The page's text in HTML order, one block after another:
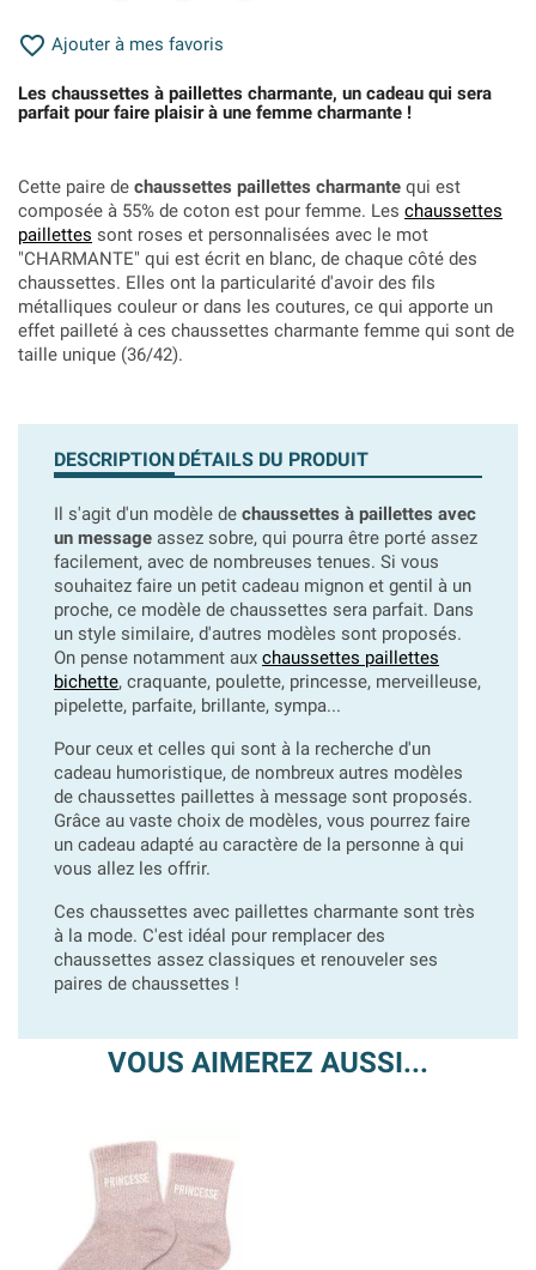
 Ajouter à mes favoris
Les chaussettes à paillettes charmante, un cadeau qui sera
parfait pour faire plaisir à une femme charmante !
Cette paire de chaussettes paillettes charmante qui est
composée à 55% de coton est pour femme. Les chaussettes
paillettes sont roses et personnalisées avec le mot
"CHARMANTE" qui est écrit en blanc, de chaque côté des
chaussettes. Elles ont la particularité d'avoir des fils
métalliques couleur or dans les coutures, ce qui apporte un
effet pailleté à ces chaussettes charmante femme qui sont de
taille unique (36/42).
DESCRIPTION DÉTAILS DU PRODUIT
Il s'agit d'un modèle de chaussettes à paillettes avec
un message assez sobre, qui pourra être porté assez
facilement, avec de nombreuses tenues. Si vous
souhaitez faire un petit cadeau mignon et gentil à un
proche, ce modèle de chaussettes sera parfait. Dans
un style similaire, d'autres modèles sont proposés.
On pense notamment aux chaussettes paillettes
bichette, craquante, poulette, princesse, merveilleuse,
pipelette, parfaite, brillante, sympa...
Pour ceux et celles qui sont à la recherche d'un
cadeau humoristique, de nombreux autres modèles
de chaussettes paillettes à message sont proposés.
Grâce au vaste choix de modèles, vous pourrez faire
un cadeau adapté au caractère de la personne à qui
vous allez les offrir.
Ces chaussettes avec paillettes charmante sont très
à la mode. C'est idéal pour remplacer des
chaussettes assez classiques et renouveler ses
paires de chaussettes !
VOUS AIMEREZ AUSSI...